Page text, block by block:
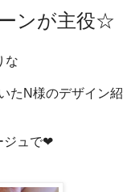
ンが主役☆
な
たN様のデザイン紹
ジュで❤